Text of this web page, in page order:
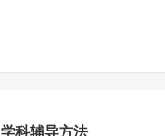
学科辅导方法